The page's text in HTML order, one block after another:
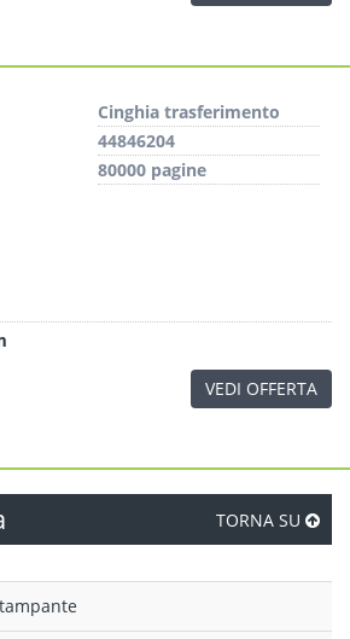
Cinghia trasferimento
44846204
80000 pagine
VEDI OFFERTA
TORNA SU